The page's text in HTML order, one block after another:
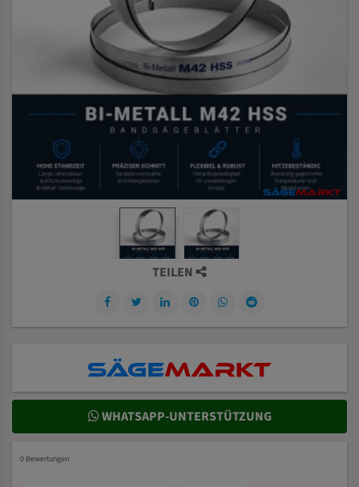
TEILEN
WHATSAPP-UNTERSTÜTZUNG
0 Bewertungen